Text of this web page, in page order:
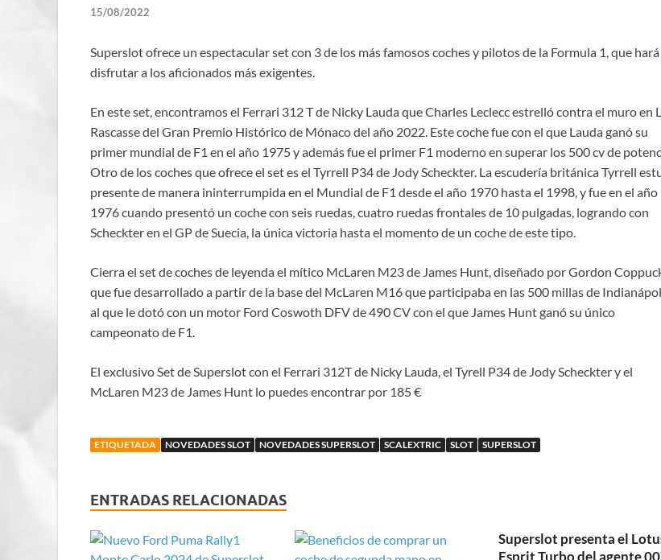
15/08/2022
Superslot ofrece un espectacular set con 3 de los más famosos coches y pilotos de la Formula 1, que hará
disfrutar a los aficionados más exigentes.
En este set, encontramos el Ferrari 312 T de Nicky Lauda que Charles Leclecc estrelló contra el muro en
Rascasse del Gran Premio Histórico de Mónaco del año 2022. Este coche fue con el que Lauda ganó su
primer mundial de F1 en el año 1975 y además fue el primer F1 moderno en superar los 500 cv de
Otro de los coches que ofrece el set es el Tyrrell P34 de Jody Scheckter. La escudería británica Tyrrell
presente de manera ininterrumpida en el Mundial de F1 desde el año 1970 hasta el 1998, y fue en el año
1976 cuando presentó un coche con seis ruedas, cuatro ruedas frontales de 10 pulgadas, logrando con
Scheckter en el GP de Suecia, la única victoria hasta el momento de un coche de este tipo.
Cierra el set de coches de leyenda el mítico McLaren M23 de James Hunt, diseñado por Gordon
que fue desarrollado a partir de la base del McLaren M16 que participaba en las 500 millas de
al que le dotó con un motor Ford Coswoth DFV de 490 CV con el que James Hunt ganó su único
campeonato de F1.
El exclusivo Set de Superslot con el Ferrari 312T de Nicky Lauda, el Tyrell P34 de Jody Scheckter y el
McLaren M23 de James Hunt lo puedes encontrar por 185 €
ETIQUETADA NOVEDADES SLOT NOVEDADES SUPERSLOT SCALEXTRIC SLOT SUPERSLOT
ENTRADAS RELACIONADAS
Superslot presenta el